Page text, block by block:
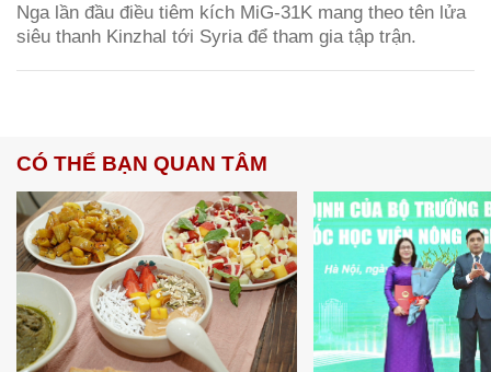
Nga lần đầu điều tiêm kích MiG-31K mang theo tên lửa
siêu thanh Kinzhal tới Syria để tham gia tập trận.
CÓ THỂ BẠN QUAN TÂM